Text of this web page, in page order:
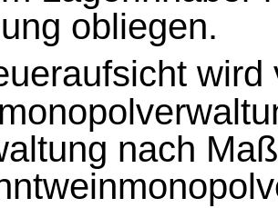
obliegen.
wird
nach